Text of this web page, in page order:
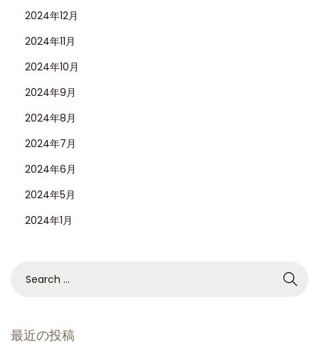
2024年12月
2024年11月
2024年10月
2024年9月
2024年8月
2024年7月
2024年6月
2024年5月
2024年1月
最近の投稿